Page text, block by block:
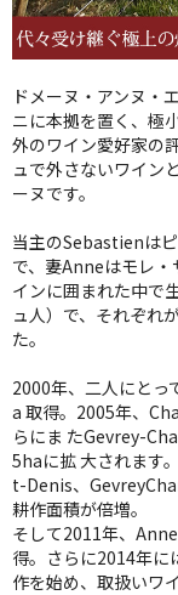
ドメーヌ・アンヌ・
ニに本拠を置く、極
外のワイン愛好家の
ュで外さないワイン
ーヌです。
当主のSebastienは
で、妻Anneはモレ
インに囲まれた中で
ュ人）で、それぞれ
た。
2000年、二人にと
a 取得。2005年、
らにま たGevrey-
5haに拡 大されます
t-Denis、
耕作面積が倍増。
そして2011年、
得。さらに2014年
作を始め、取扱いワ